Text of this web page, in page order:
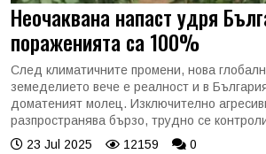
Неочаквана напаст удря
пораженията са 100%
След климатичните промени, нова
земеделието вече е реалност и в
доматеният молец. Изключително
разпространява бързо, трудно се
23 Jul 2025
12159 0